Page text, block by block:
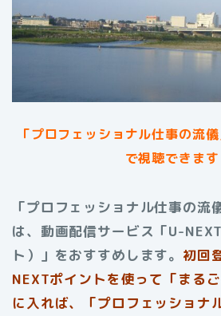
「プロフェッショナル仕事の流
で視聴できます
「プロフェッショナル仕事の流
は、動画配信サービス「U-
ト）」をおすすめします。 初回
NEXTポイントを使って「まる
に入れば、「プロフェッショナ